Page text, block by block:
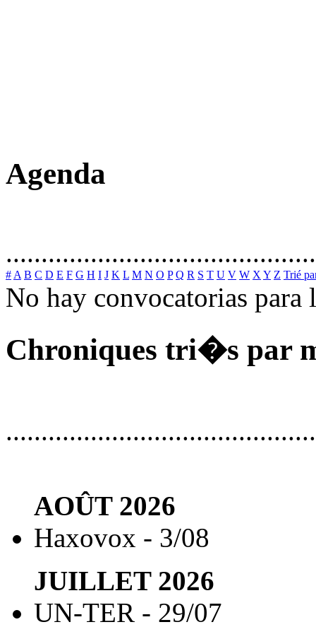
Agenda
# A B C D E F G H I J K L M N O P Q R S T U V W X Y Z Trié
No hay convocatorias
Chroniques tri�s par
AOÛT2026
Haxovox - 3/08
JUILLET2026
UN-TER - 29/07